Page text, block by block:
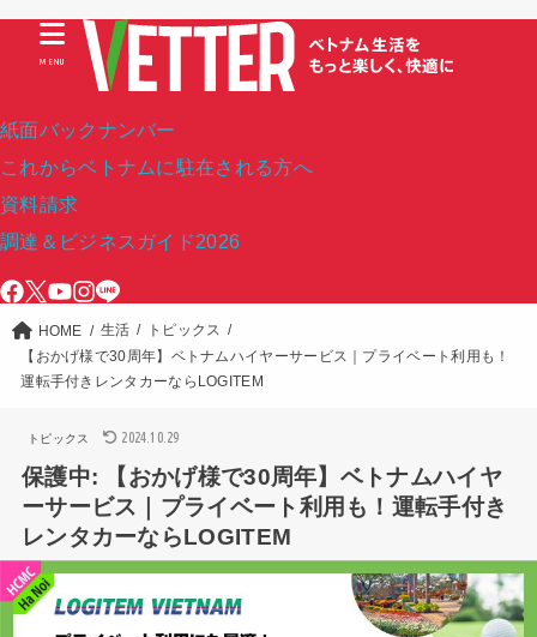
紙面バックナンバー
これからベトナムに駐在される方へ
資料請求
調達＆ビジネスガイド2026
MENU
HOME 生活
トピックス
【おかげ様で30周年】ベトナムハイヤーサービス｜プライベート利用も！
運転手付きレンタカーならLOGITEM
トピックス 2024.10.29
保護中: 【おかげ様で30周年】ベトナムハイヤ
ーサービス｜プライベート利用も！運転手付き
レンタカーならLOGITEM